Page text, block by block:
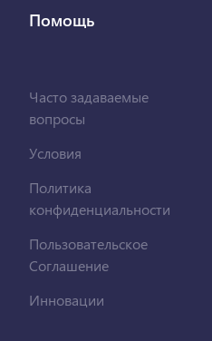
Помощь
Часто задаваемые
вопросы
Условия
Политика
конфиденциальности
Пользовательское
Соглашение
Инновации